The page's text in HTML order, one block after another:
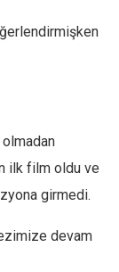
ilk film oldu ve
girmedi.
devam